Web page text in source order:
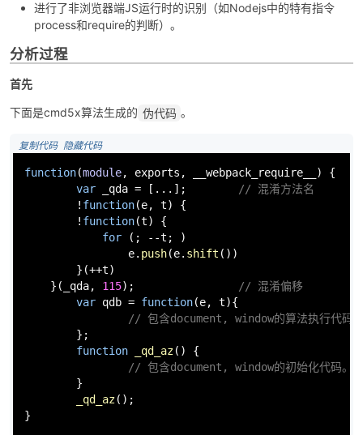
进行了非浏览器端JS运行时的识别（如Nodejs中的特有指令
process和require的判断）。
分析过程
首先
下面是cmd5x算法生成的 伪代码 。
复制代码 隐藏代码
function(module, exports , __webpack_require__
) {
var _qda = [...];
// 混淆方法名
! function(e, t) {
! function(t) {
for (; --t; )
e. push(e. shift ())
}(++t)
}(_qda, 115);
// 混淆偏移
var qdb = function(e, t){
// 包含document, window的算法执行代码
};
function
_qd_az( ) {
// 包含document, window的初始化代码。
}
_qd_az();
}